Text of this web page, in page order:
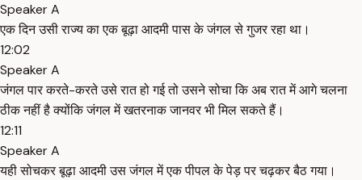
Speaker A
एक दिन उसी राज्य का एक बूढ़ा आदमी पास के जंगल से गुजर रहा था।
12:02
Speaker A
जंगल पार करते-करते उसे रात हो गई तो उसने सोचा कि अब रात में आगे चलना
ठीक नहीं है क्योंकि जंगल में खतरनाक जानवर भी मिल सकते हैं।
12:11
Speaker A
यही सोचकर बूढ़ा आदमी उस जंगल में एक पीपल के पेड़ पर चढ़कर बैठ गया।